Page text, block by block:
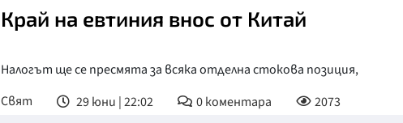
Край на евтиния внос от Китай
Налогът ще се пресмята за всяка отделна стокова позиция,
Свят
29 юни | 22:02 0коментара 2073